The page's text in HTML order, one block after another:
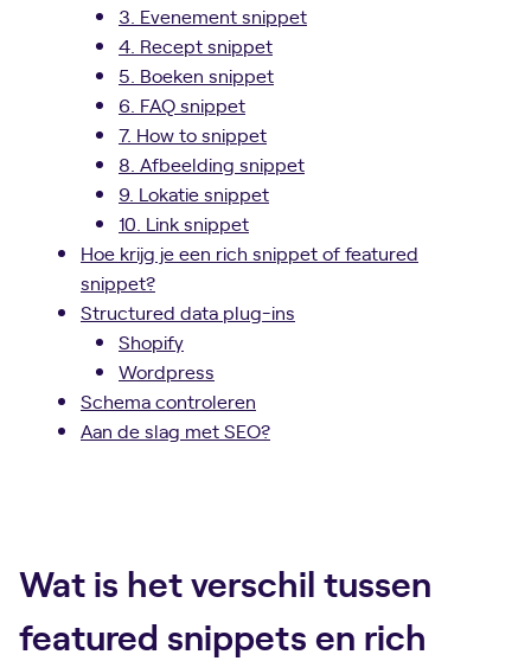
3. Evenement snippet
4. Recept snippet
5. Boeken snippet
6. FAQ snippet
7. How to snippet
8. Afbeelding snippet
9. Lokatie snippet
10. Link snippet
Hoe krijg je een rich snippet of featured
snippet?
Structured data plug-ins
Shopify
Wordpress
Schema controleren
Aan de slag met SEO?
Wat is het verschil tussen
featured snippets en rich